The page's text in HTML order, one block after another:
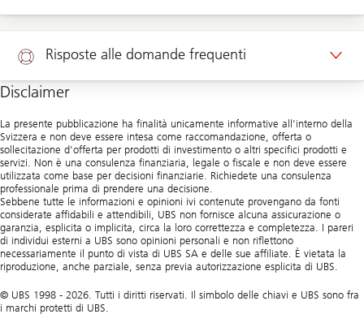
Appuntamento clienti privati
Risposte alle domande frequenti
Aiuto
Disclaimer
La presente pubblicazione ha finalità unicamente informative all’interno della
Svizzera e non deve essere intesa come raccomandazione, offerta o
sollecitazione d’offerta per prodotti di investimento o altri specifici prodotti e
servizi. Non è una consulenza finanziaria, legale o fiscale e non deve essere
utilizzata come base per decisioni finanziarie. Richiedete una consulenza
professionale prima di prendere una decisione.
Sebbene tutte le informazioni e opinioni ivi contenute provengano da fonti
considerate affidabili e attendibili, UBS non fornisce alcuna assicurazione o
garanzia, esplicita o implicita, circa la loro correttezza e completezza. I pareri
di individui esterni a UBS sono opinioni personali e non riflettono
necessariamente il punto di vista di UBS SA e delle sue affiliate. È vietata la
riproduzione, anche parziale, senza previa autorizzazione esplicita di UBS.
© UBS 1998 - 2026. Tutti i diritti riservati. Il simbolo delle chiavi e UBS sono fra
i marchi protetti di UBS.